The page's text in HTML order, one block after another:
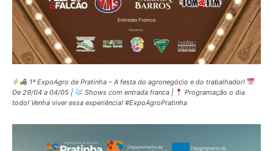
1ª ExpoAgro de Pratinha – A festa do agronegócio e do trabalhador!
De 29/04 a 04/05 |
Shows com entrada franca |
Programação o dia
todo! Venha viver essa experiência! #ExpoAgroPratinha